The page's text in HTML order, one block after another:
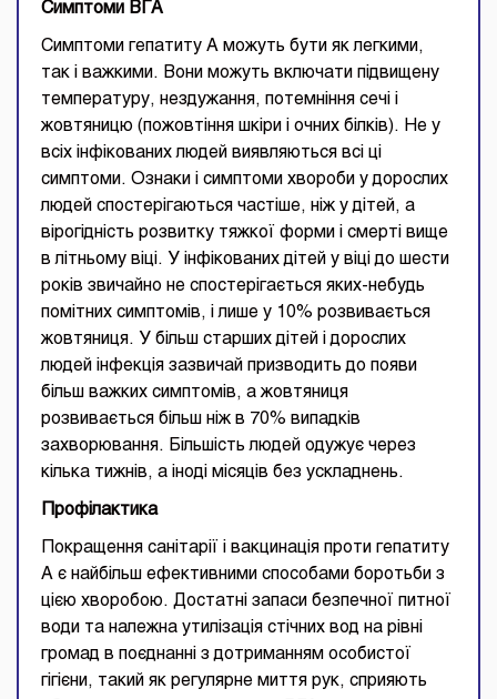
Симптоми ВГА
Симптоми гепатиту А можуть бути як легкими,
так і важкими. Вони можуть включати підвищену
температуру, нездужання, потемніння сечі і
жовтяницю (пожовтіння шкіри і очних білків). Не у
всіх інфікованих людей виявляються всі ці
симптоми. Ознаки і симптоми хвороби у дорослих
людей спостерігаються частіше, ніж у дітей, а
вірогідність розвитку тяжкої форми і смерті вище
в літньому віці. У інфікованих дітей у віці до шести
років звичайно не спостерігається яких-небудь
помітних симптомів, і лише у 10% розвивається
жовтяниця. У більш старших дітей і дорослих
людей інфекція зазвичай призводить до появи
більш важких симптомів, а жовтяниця
розвивається більш ніж в 70% випадків
захворювання. Більшість людей одужує через
кілька тижнів, а іноді місяців без ускладнень.
Профілактика
Покращення санітарії і вакцинація проти гепатиту
А є найбільш ефективними способами боротьби з
цією хворобою. Достатні запаси безпечної питної
води та належна утилізація стічних вод на рівні
громад в поєднанні з дотриманням особистої
гігієни, такий як регулярне миття рук, сприяють